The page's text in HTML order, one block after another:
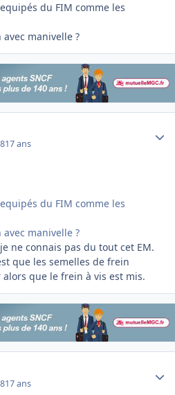
du FIM comme les
manivelle ?
17 ans
du FIM comme les
manivelle ?
ne connais pas du tout cet EM.
que les semelles de frein
que le frein à vis est mis.
17 ans